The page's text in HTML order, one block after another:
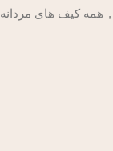
, همه کیف های مردانه